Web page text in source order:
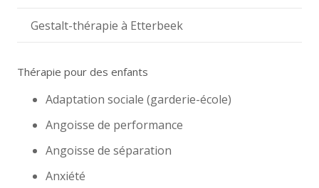
Gestalt-thérapie à Etterbeek
Thérapie pour des enfants
Adaptation sociale (garderie-école)
Angoisse de performance
Angoisse de séparation
Anxiété